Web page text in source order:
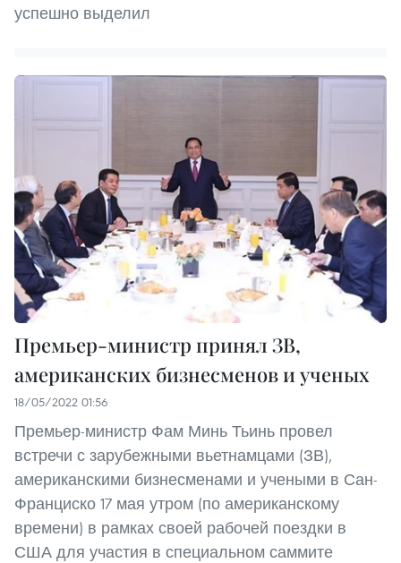
успешно выделил
Премьер-министр принял ЗВ,
американских бизнесменов и ученых
18/05/2022 01:56
Премьер-министр Фам Минь Тьинь провел
встречи с зарубежными вьетнамцами (ЗВ),
американскими бизнесменами и учеными в Сан-
Франциско 17 мая утром (по американскому
времени) в рамках своей рабочей поездки в
США для участия в специальном саммите